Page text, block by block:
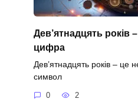
Дев’ятнадцять років
цифра
Дев’ятнадцять років – це
символ
0 2